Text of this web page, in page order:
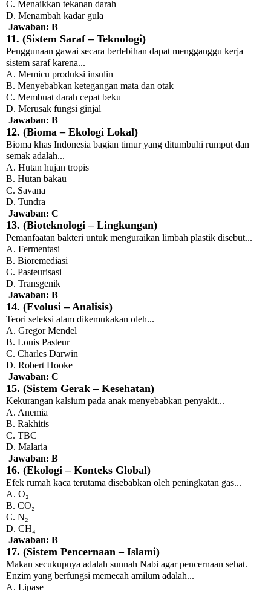
C. Menaikkan tekanan darah
D. Menambah kadar gula
Jawaban: B
11. (Sistem Saraf – Teknologi)
Penggunaan gawai secara berlebihan dapat mengganggu kerja
sistem saraf karena...
A. Memicu produksi insulin
B. Menyebabkan ketegangan mata dan otak
C. Membuat darah cepat beku
D. Merusak fungsi ginjal
Jawaban: B
12. (Bioma – Ekologi Lokal)
Bioma khas Indonesia bagian timur yang ditumbuhi rumput dan
semak adalah...
A. Hutan hujan tropis
B. Hutan bakau
C. Savana
D. Tundra
Jawaban: C
13. (Bioteknologi – Lingkungan)
Pemanfaatan bakteri untuk menguraikan limbah plastik disebut...
A. Fermentasi
B. Bioremediasi
C. Pasteurisasi
D. Transgenik
Jawaban: B
14. (Evolusi – Analisis)
Teori seleksi alam dikemukakan oleh...
A. Gregor Mendel
B. Louis Pasteur
C. Charles Darwin
D. Robert Hooke
Jawaban: C
15. (Sistem Gerak – Kesehatan)
Kekurangan kalsium pada anak menyebabkan penyakit...
A. Anemia
B. Rakhitis
C. TBC
D. Malaria
Jawaban: B
16. (Ekologi – Konteks Global)
Efek rumah kaca terutama disebabkan oleh peningkatan gas...
A. O₂
B. CO₂
C. N₂
D. CH₄
Jawaban: B
17. (Sistem Pencernaan – Islami)
Makan secukupnya adalah sunnah Nabi agar pencernaan sehat.
Enzim yang berfungsi memecah amilum adalah...
A. Lipase